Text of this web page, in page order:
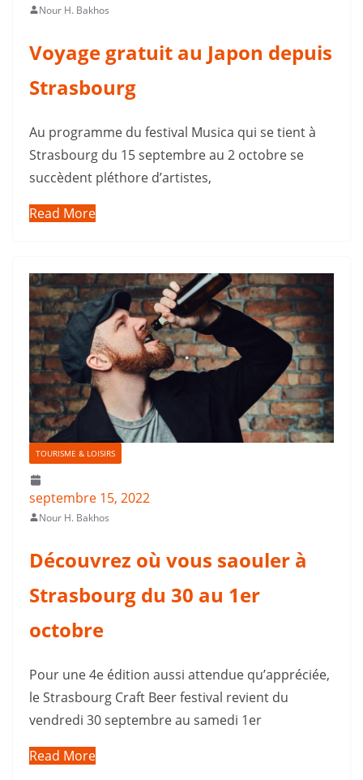
Nour H. Bakhos
Voyage gratuit au Japon depuis
Strasbourg
Au programme du festival Musica qui se tient à
Strasbourg du 15 septembre au 2 octobre se
succèdent pléthore d’artistes,
Read More
TOURISME & LOISIRS
septembre 15, 2022
Nour H. Bakhos
Découvrez où vous saouler à
Strasbourg du 30 au 1er
octobre
Pour une 4e édition aussi attendue qu’appréciée,
le Strasbourg Craft Beer festival revient du
vendredi 30 septembre au samedi 1er
Read More